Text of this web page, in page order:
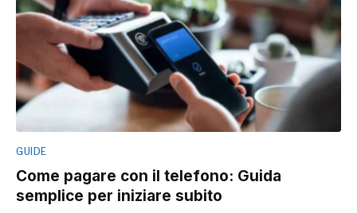
GUIDE
Come pagare con il telefono: Guida
semplice per iniziare subito